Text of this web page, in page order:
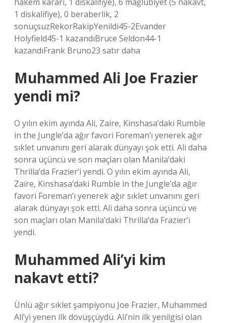
1 diskalifiye), 0 beraberlik, 2
sonuçsuzRekorRakipYenildi45-2Evander
Holyfield45-1 kazandıBruce Seldon44-1
kazandıFrank Bruno23 satır daha
Muhammed Ali Joe Frazier
yendi mi?
O yılın ekim ayında Ali, Zaire, Kinshasa’daki Rumble
in the Jungle’da ağır favori Foreman’ı yenerek ağır
sıklet unvanını geri alarak dünyayı şok etti. Ali daha
sonra üçüncü ve son maçları olan Manila’daki
Thrilla’da Frazier’i yendi. O yılın ekim ayında Ali,
Zaire, Kinshasa’daki Rumble in the Jungle’da ağır
favori Foreman’ı yenerek ağır sıklet unvanını geri
alarak dünyayı şok etti. Ali daha sonra üçüncü ve
son maçları olan Manila’daki Thrilla’da Frazier’i
yendi.
Muhammed Ali’yi kim
nakavt etti?
Ünlü ağır sıklet şampiyonu Joe Frazier, Muhammed
Ali’yi yenen ilk dövüşçüydü. Ali’nin ilk yenilgisi olan